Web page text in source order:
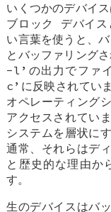
いくつかのデバイ
ブロック
デバイス
い言葉を使うと、
とバッファリング
-l ’の出力でファ
c ’に反映されてい
オペレーティング
アクセスされてい
システムを層状に
通常、それらはデ
と歴史的な理由か
す。
生のデバイスはバ